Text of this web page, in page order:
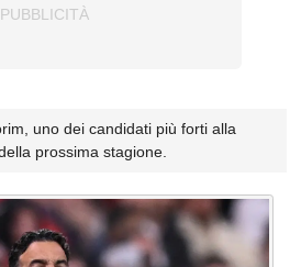
uno dei candidati più forti alla
prossima stagione.